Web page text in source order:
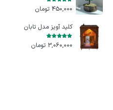
امتیاز از 5
450,000 تومان
کلید آویز مدل تابان
امتیاز 5.00از 5
3,060,000 تومان